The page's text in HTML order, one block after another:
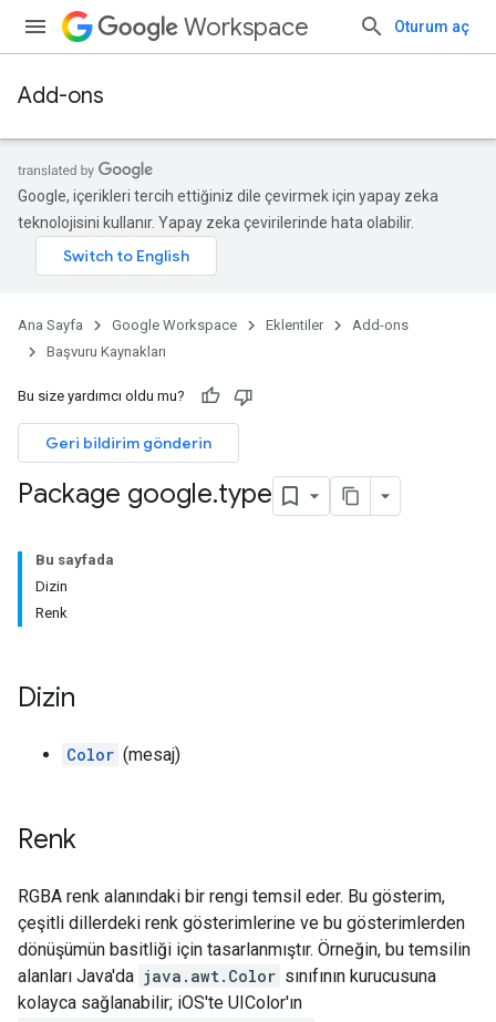
Workspace Oturum aç
Add-ons
Google, içerikleri tercih ettiğiniz dile çevirmek için yapay zeka
teknolojisini kullanır. Yapay zeka çevirilerinde hata olabilir.
Ana Sayfa Google Workspace Eklentiler
Add-ons
Başvuru Kaynakları
Bu size yardımcı oldu mu?
Geri bildirim gönderin
Package google.type
Bu sayfada
Dizin
Renk
Dizin
Color (mesaj)
Renk
RGBA renk alanındaki bir rengi temsil eder. Bu gösterim,
çeşitli dillerdeki renk gösterimlerine ve bu gösterimlerden
dönüşümün basitliği için tasarlanmıştır. Örneğin, bu temsilin
alanları Java'da java.awt.Color sınıfının kurucusuna
kolayca sağlanabilir; iOS'te UIColor'ın